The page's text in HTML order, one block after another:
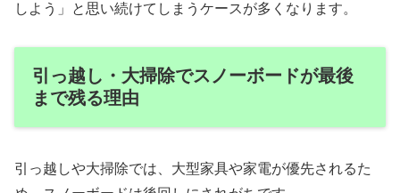
しよう」と思い続けてしまうケースが多くなります。
引っ越し・大掃除でスノーボードが最後
まで残る理由
引っ越しや大掃除では、大型家具や家電が優先されるた